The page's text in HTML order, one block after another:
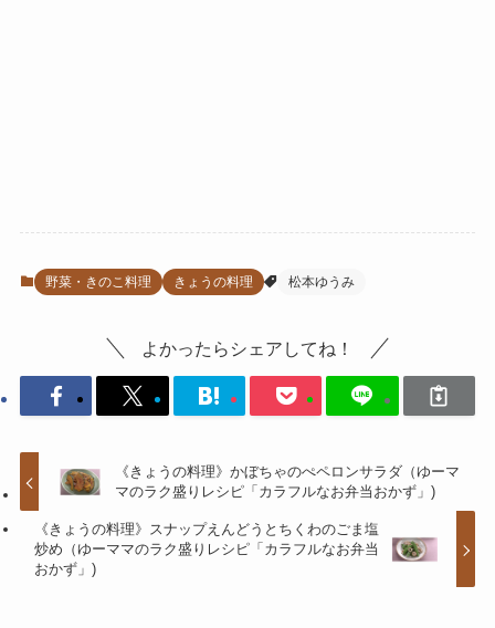
野菜・きのこ料理 きょうの料理 松本ゆうみ
よかったらシェアしてね！
《きょうの料理》かぼちゃのぺペロンサラダ（ゆーマ
マのラク盛りレシピ「カラフルなお弁当おかず」)
《きょうの料理》スナップえんどうとちくわのごま塩
炒め（ゆーママのラク盛りレシピ「カラフルなお弁当
おかず」)